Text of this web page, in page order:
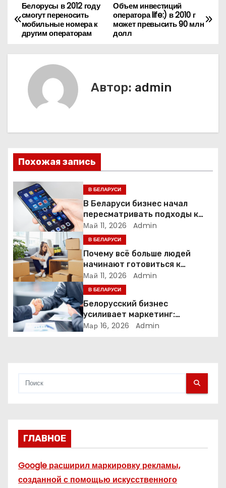
Н
а
в
ц
и
я
п
з
а
п
и
с
Объем инвестиций
оператора life:) в 2010 г
может превысить 90 млн
долл
Белорусы в 2012 году
смогут переносить
мобильные номера к
другим операторам
Автор: admin
Похожая запись
В БЕЛАРУСИ
В Беларуси бизнес начал
пересматривать подходы к
маркетингу и digital-рекламе
Май 11, 2026 Admin
В БЕЛАРУСИ
Почему всё больше людей
начинают готовиться к
переезду заранее
Май 11, 2026 Admin
В БЕЛАРУСИ
Белорусский бизнес
усиливает маркетинг:
компании меняют стратегии
Мар 16, 2026 Admin
ГЛАВНОЕ
Google расширил маркировку рекламы,
созданной с помощью искусственного